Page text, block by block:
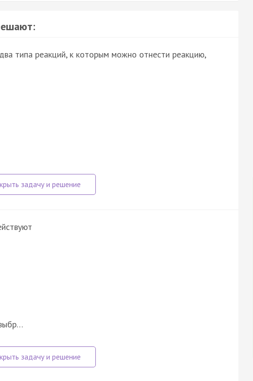
типа реакций, к которым можно отнести реакцию,